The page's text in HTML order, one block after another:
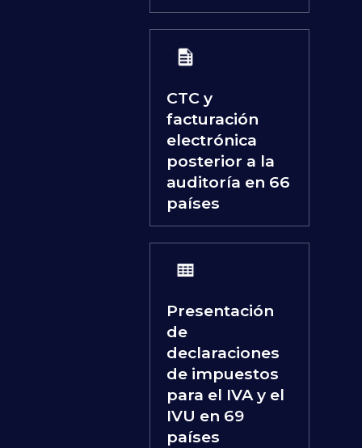
CTC y
facturación
electrónica
posterior a la
auditoría en 66
países
Presentación
de
declaraciones
de impuestos
para el IVA y el
IVU en 69
países